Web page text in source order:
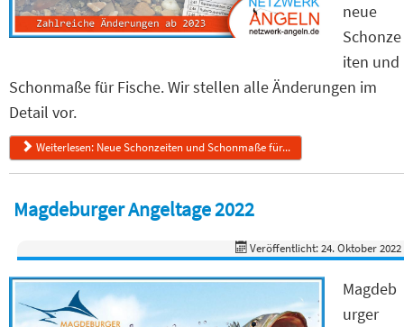
neue
Schonze
iten und
Schonmaße für Fische. Wir stellen alle Änderungen im
Detail vor.
Weiterlesen: Neue Schonzeiten und Schonmaße für...
Magdeburger Angeltage 2022
Veröffentlicht: 24. Oktober 2022
Magdeb
urger